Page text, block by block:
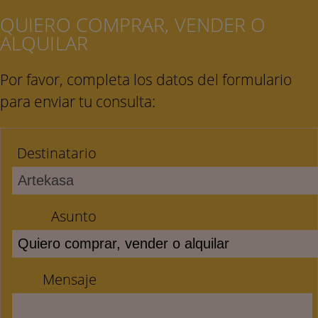
QUIERO COMPRAR, VENDER O
ALQUILAR
Por favor, completa los datos del formulario
para enviar tu consulta:
Destinatario
Asunto
Mensaje